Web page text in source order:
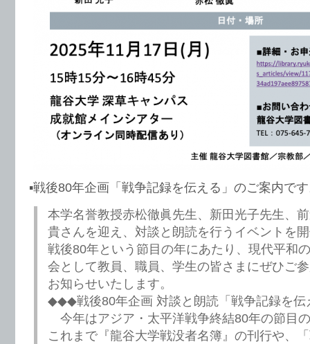
▪️戦後80年企画「戦争記録を伝える」のご案内で
本学名誉教授赤松徹眞先生、新田光子先生、
貴さんを迎え、対談と朗読を行うイベントを
戦後80年という節目の年にあたり、現代平和
会として教員、職員、学生の皆さまにぜひご
お知らせいたします。
◆◆◆戦後80年企画 対談と朗読「戦争記録を
今年はアジア・太平洋戦争終結80年の節目
これまで『龍谷大学戦没者名簿』の刊行や、